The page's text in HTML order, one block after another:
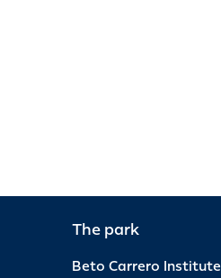
The park
Beto Carrero Institute